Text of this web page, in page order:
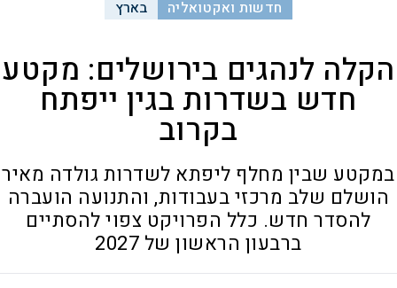
חדשות ואקטואליה בארץ
הקלה לנהגים בירושלים: מקטע
חדש בשדרות בגין ייפתח
בקרוב
במקטע שבין מחלף ליפתא לשדרות גולדה מאיר
הושלם שלב מרכזי בעבודות, והתנועה הועברה
להסדר חדש. כלל הפרויקט צפוי להסתיים
ברבעון הראשון של 2027